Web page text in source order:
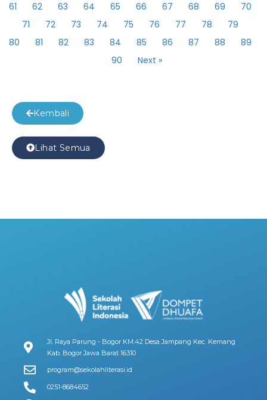
61
62 63 64 65 66 67 68 69
70
71
72 73 74 75 76 77 78
79
80
81 82 83 84 85 86 87 88
89
90
Next »
Kembali
Lihat Semua
Jl. Raya Parung - Bogor KM.42 Desa Jampang Kec. Kemang
Kab. Bogor Jawa Barat 16310
program@sekolahliterasi.id
0251-8684652